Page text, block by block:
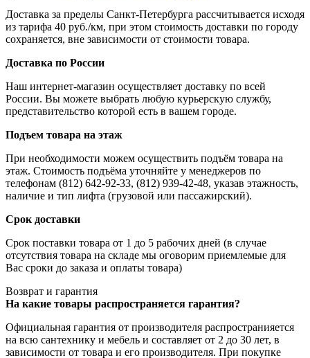
Доставка за пределы Санкт-Петербурга рассчитывается исходя
из тарифа 40 руб./км, при этом стоимость доставки по городу
сохраняется, вне зависимости от стоимости товара.
Доставка по России
Наш интернет-магазин осуществляет доставку по всей
России. Вы можете выбрать любую курьерскую службу,
представительство которой есть в вашем городе.
Подъем товара на этаж
При необходимости можем осуществить подъём товара на
этаж. Стоимость подъёма уточняйте у менеджеров по
телефонам (812) 642-92-33, (812) 939-42-48, указав этажность,
наличие и тип лифта (грузовой или пассажирский).
Срок доставки
Срок поставки товара от 1 до 5 рабочих дней (в случае
отсутствия товара на складе мы оговорим приемлемые для
Вас сроки до заказа и оплаты товара)
Возврат и гарантия
На какие товары распространяется гарантия?
Официальная гарантия от производителя распространияется
на всю сантехнику и мебель и составляет от 2 до 30 лет, в
зависимости от товара и его производителя. При покупке